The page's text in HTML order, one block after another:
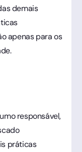
demais
apenas para os
responsável,
práticas